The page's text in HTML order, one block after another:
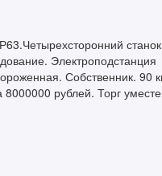
Электроподстанция
Собственник. 90
рублей. Торг